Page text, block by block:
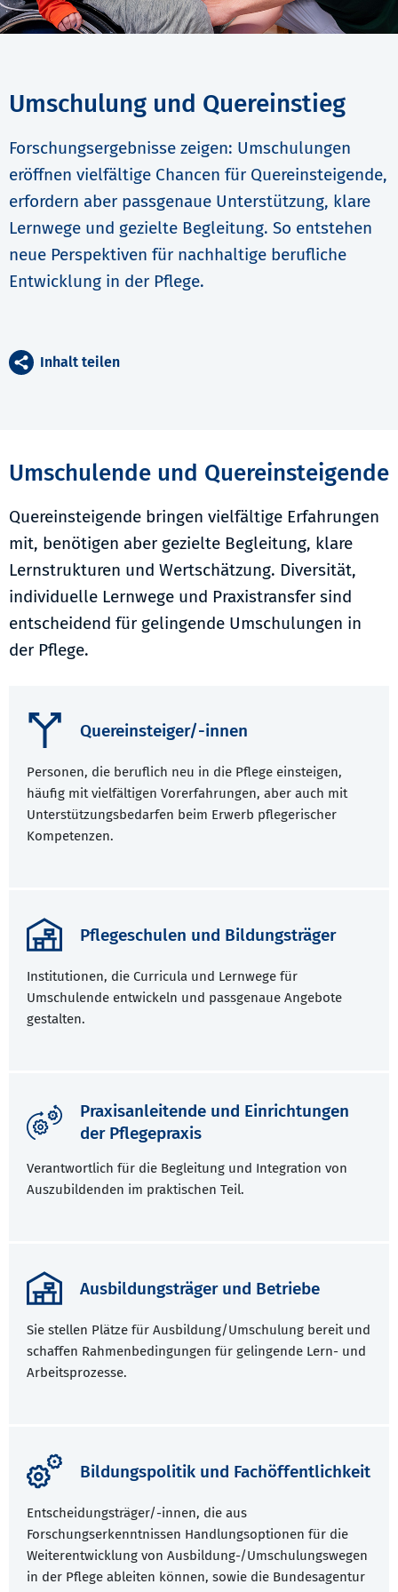
Umschulung und Quereinstieg
Forschungsergebnisse zeigen: Umschulungen
eröffnen vielfältige Chancen für Quereinsteigende,
erfordern aber passgenaue Unterstützung, klare
Lernwege und gezielte Begleitung. So entstehen
neue Perspektiven für nachhaltige berufliche
Entwicklung in der Pflege.
Inhalt teilen
Umschulende und Quereinsteigende
Quereinsteigende bringen vielfältige Erfahrungen
mit, benötigen aber gezielte Begleitung, klare
Lernstrukturen und Wertschätzung. Diversität,
individuelle Lernwege und Praxistransfer sind
entscheidend für gelingende Umschulungen in
der Pflege.
Quereinsteiger/-innen
Personen, die beruflich neu in die Pflege einsteigen,
häufig mit vielfältigen Vorerfahrungen, aber auch mit
Unterstützungsbedarfen beim Erwerb pflegerischer
Kompetenzen.
Pflegeschulen und Bildungsträger
Institutionen, die Curricula und Lernwege für
Umschulende entwickeln und passgenaue Angebote
gestalten.
Praxisanleitende und Einrichtungen
der Pflegepraxis
Verantwortlich für die Begleitung und Integration von
Auszubildenden im praktischen Teil.
Ausbildungsträger und Betriebe
Sie stellen Plätze für Ausbildung/Umschulung bereit und
schaffen Rahmenbedingungen für gelingende Lern- und
Arbeitsprozesse.
Bildungspolitik und Fachöffentlichkeit
Entscheidungsträger/-innen, die aus
Forschungserkenntnissen Handlungsoptionen für die
Weiterentwicklung von Ausbildung-/Umschulungswegen
in der Pflege ableiten können, sowie die Bundesagentur